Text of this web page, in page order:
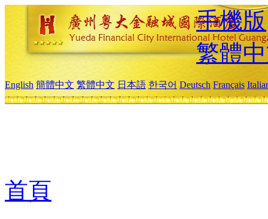
手機版
繁體
English 簡體中文 繁體中文 日本語 한국어 Deutsch Français
首頁